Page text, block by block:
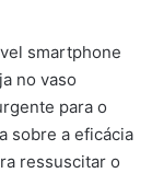
smartphone
no vaso
para o
sobre a eficácia
ressuscitar o